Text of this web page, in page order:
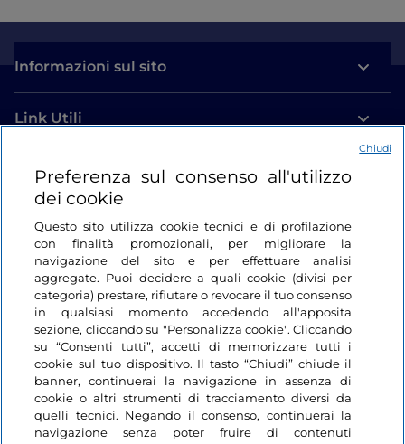
Informazioni sul sito
Link Utili
Login
Restiamo in contatto
Preferenza sul consenso all'utilizzo
dei cookie
Questo sito utilizza cookie tecnici e di profilazione
con finalità promozionali, per migliorare la
navigazione del sito e per effettuare analisi
aggregate. Puoi decidere a quali cookie (divisi per
categoria) prestare, rifiutare o revocare il tuo consenso
in qualsiasi momento accedendo all'apposita
sezione, cliccando su "Personalizza cookie". Cliccando
su “Consenti tutti”, accetti di memorizzare tutti i
cookie sul tuo dispositivo. Il tasto “Chiudi” chiude il
banner, continuerai la navigazione in assenza di
cookie o altri strumenti di tracciamento diversi da
quelli tecnici. Negando il consenso, continuerai la
navigazione senza poter fruire di contenuti
Chiudi